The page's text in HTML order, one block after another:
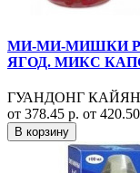
МИ-МИ-МИШКИ
ЯГОД. МИКС
ГУАНДОНГ
от 378.45 р. от
В корзину